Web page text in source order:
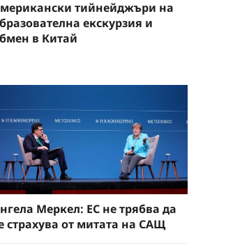
тийнейджъри на
екскурзия и
в Китай
Меркел: ЕС не трябва да
страхува от митата на САЩ